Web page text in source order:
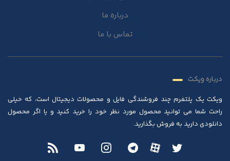
درباره ما
تماس با ما
درباره ویکت
ویکت یک پلتفرم چند فروشندگی فایل و محصولات دیجیتال است، که خیلی
راحت شما می توانید محصول مورد نظر خود را خرید کنید و یا اگر محصول
دانلودی دارید به فروش بگذارید.